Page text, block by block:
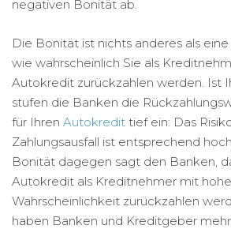
negativen Bonität ab.
Die Bonität ist nichts anderes als
wie wahrscheinlich Sie als
Autokredit zurückzahlen werden. Ist
stufen die Banken die
für Ihren Autokredit tief ein: Das
Zahlungsausfall ist entsprechend
Bonität dagegen sagt den Banken,
Autokredit als Kreditnehmer mit
Wahrscheinlichkeit zurückzahlen
haben Banken und Kreditgeber